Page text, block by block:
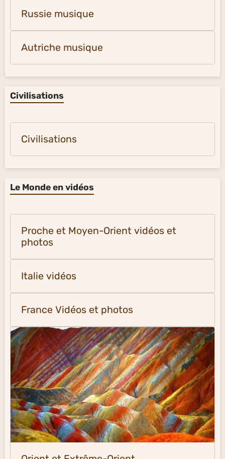
Russie musique
Autriche musique
Civilisations
Civilisations
Le Monde en vidéos
Proche et Moyen-Orient vidéos et
photos
Italie vidéos
France Vidéos et photos